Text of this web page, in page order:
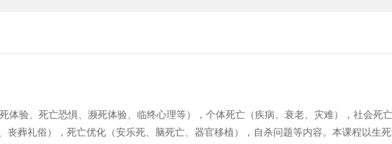
验、死亡恐惧、濒死体验、临终心理等），个体死亡（疾病、衰老、灾难），社会死
丧葬礼俗），死亡优化（安乐死、脑死亡、器官移植），自杀问题等内容。本课程以生